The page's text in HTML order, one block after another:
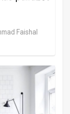
Faishal